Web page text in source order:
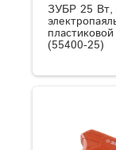
ЗУБР 25 Вт,
(55400-25)